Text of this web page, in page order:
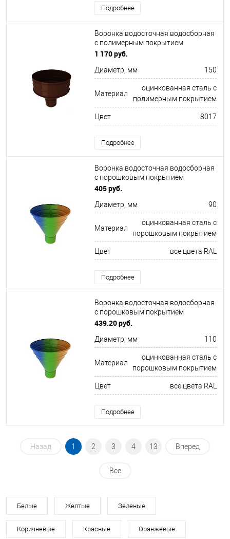
Подробнее
Воронка водосточная водосборная
с полимерным покрытием
Металлпрофиль ф150х350мм RAL
1 170 руб.
Диаметр, мм 150
Материал
оцинкованная сталь с
полимерным покрытием
Цвет 8017
Подробнее
Воронка водосточная водосборная
c порошковым покрытием
ф90х350мм все цвета RAL
405 руб.
Диаметр, мм 90
Материал
оцинкованная сталь с
порошковым покрытием
Цвет все цвета RAL
Подробнее
Воронка водосточная водосборная
c порошковым покрытием
ф110х350мм все цвета RAL
439.20 руб.
Диаметр, мм 110
Материал
оцинкованная сталь с
порошковым покрытием
Цвет все цвета RAL
Подробнее
Назад 1 2 3 4 13 Вперед
Все
Белые Желтые Зеленые
Коричневые Красные Оранжевые